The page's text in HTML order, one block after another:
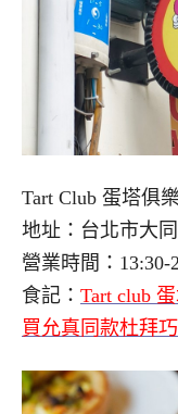
Tart Club 蛋塔俱
地址：台北市大
營業時間：13:30-
食記： Tart club
買允真同款杜拜